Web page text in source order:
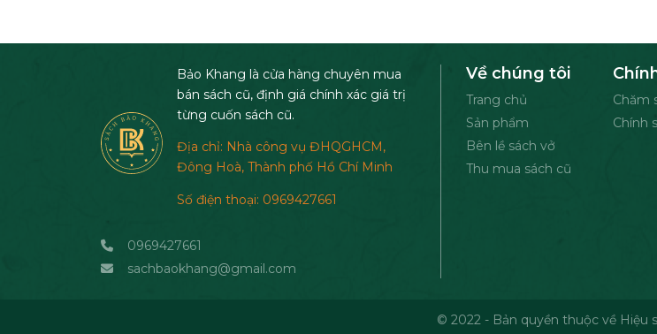
A.D.CHAMISSO
A.J.Cronin
A.J.Gronin
A.PAZZI
NGUYÊN TRƯỜNG DỊCH)
Bảo Khang là cửa hàng chuyên mua
bán sách cũ, định giá chính xác giá trị
từng cuốn sách cũ.
Địa chỉ: Nhà công vụ ĐHQGHCM,
Đông Hoà, Thành phố Hồ Chí Minh
Số điện thoại: 0969427661
0969427661
sachbaokhang@gmail.com
Về chúng tôi
Trang chủ
Sản phẩm
Bên lề sách vở
Thu mua sách cũ
Chăm
Chính
© 2022 - Bản quyền thuộc về Hiệu